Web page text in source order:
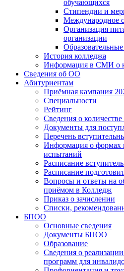
обучающихся
Стипендии и
Международное
Организация
организации
История колледжа
Информация в СМИ о
Сведения об ОО
Абитуриентам
Приёмная кампания
Специальности
Рейтинг
Сведения о
Документы для
Перечень
Информация о формах
испытаний
Расписание
Расписание
Вопросы и ответы на
приёмом в Колледж
Приказ о зачислении
Списки,
БПОО
Основные сведения
Документы БПОО
Образование
Сведения о
программ для